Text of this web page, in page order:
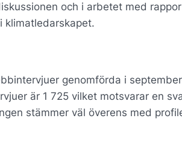
och i arbetet med
klimatledarskapet.
genomförda i
är 1 725 vilket motsvarar en
stämmer väl överens med